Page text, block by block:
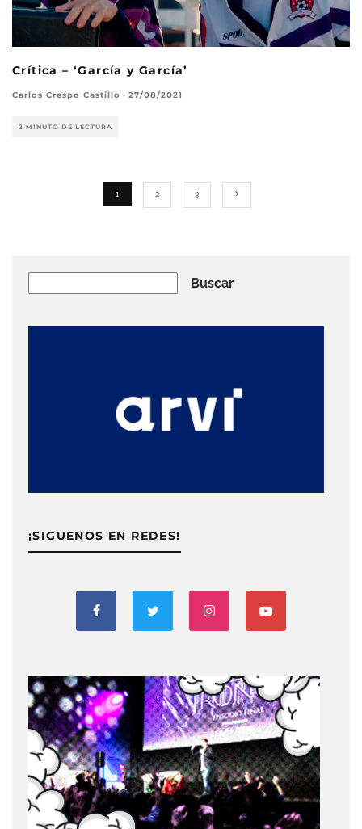
Crítica – ‘García y García’
Carlos Crespo Castillo · 27/08/2021
2 MINUTO DE LECTURA
1 2 3
Buscar
¡SIGUENOS EN REDES!